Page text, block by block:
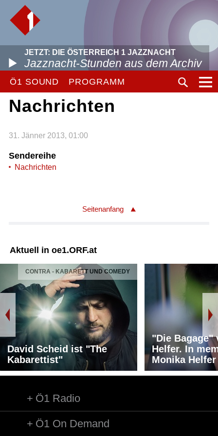
JETZT: DIE ÖSTERREICH 1 JAZZNACHT
Jazznacht-Stunden aus dem Archiv
Ö1 SOUND PROGRAMM
Nachrichten
31. Jänner 2013, 01:00
Sendereihe
Nachrichten
Seitenanfang
Aktuell in oe1.ORF.at
CONTRA - KABARETT UND COMEDY
David Scheid ist "The
Kabarettist"
"Die Bagage"
Helfer. In
Monika Helfer
Ö1 Radio
Ö1 On Demand